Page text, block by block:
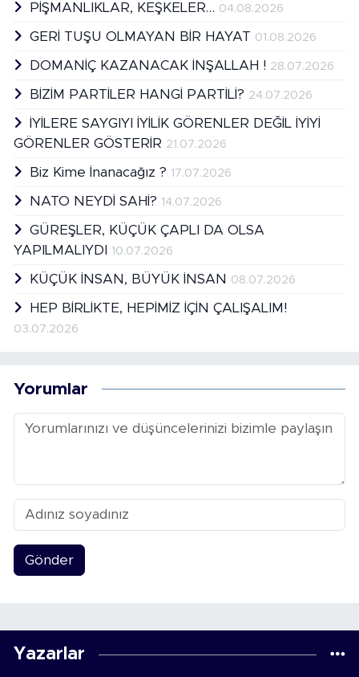
PİŞMANLIKLAR, KEŞKELER… 04.08.2026
GERİ TUŞU OLMAYAN BİR HAYAT 01.08.2026
DOMANİÇ KAZANACAK İNŞALLAH ! 28.07.2026
BİZİM PARTİLER HANGİ PARTİLİ? 24.07.2026
İYİLERE SAYGIYI İYİLİK GÖRENLER DEĞİL İYİYİ
GÖRENLER GÖSTERİR 21.07.2026
Biz Kime İnanacağız ? 17.07.2026
NATO NEYDİ SAHİ? 14.07.2026
GÜREŞLER, KÜÇÜK ÇAPLI DA OLSA
YAPILMALIYDI
10.07.2026
KÜÇÜK İNSAN, BÜYÜK İNSAN 08.07.2026
HEP BİRLİKTE, HEPİMİZ İÇİN ÇALIŞALIM!
03.07.2026
Yorumlar
Gönder
Yazarlar